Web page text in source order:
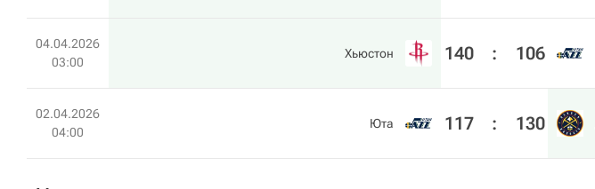
04.04.2026
03:00
Хьюстон 140 : 106
02.04.2026
04:00
Юта 117 : 130